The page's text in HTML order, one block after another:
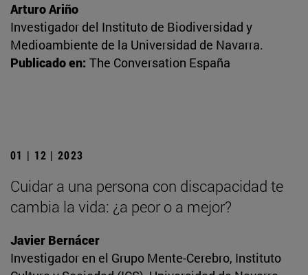
Arturo Ariño
Investigador del Instituto de Biodiversidad y
Medioambiente de la Universidad de Navarra.
Publicado en: The Conversation España
01 | 12 | 2023
Cuidar a una persona con discapacidad te
cambia la vida: ¿a peor o a mejor?
Javier Bernácer
Investigador en el Grupo Mente-Cerebro, Instituto